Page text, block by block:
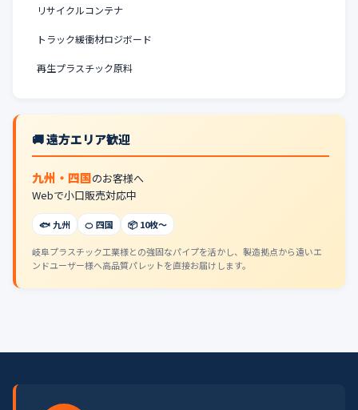
リサイクルコンテナ
トラック緩衝材ロジボード
再生プラスチック原料
🚚 遠方エリア歓迎
九州・四国のお客様へ
Webで小口販売対応中
🐟 九州 🍊 四国 📦 10枚〜
岐阜プラスチック工業様との強固なパイプを活かし、製造拠点から遠いエ
ンドユーザー様へ高品質パレットを直接お届けします。